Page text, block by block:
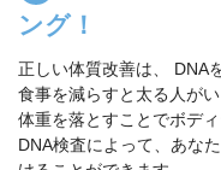
ング！
正しい体質改善は、 DNA
食事を減らすと太る人が
体重を落とすことでボデ
DNA検査によって、あな